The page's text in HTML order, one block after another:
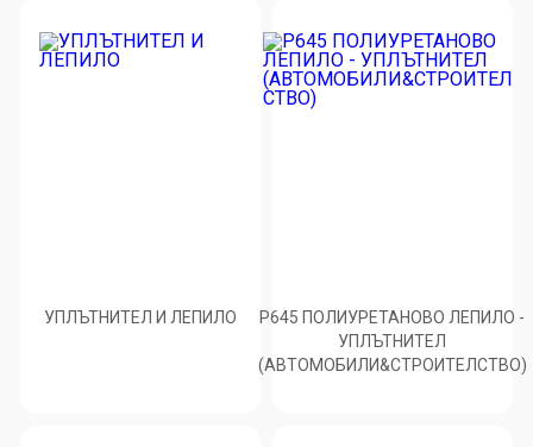
УПЛЪТНИТЕЛ И ЛЕПИЛО
P645 ПОЛИУРЕТАНОВО ЛЕПИЛО -
УПЛЪТНИТЕЛ
(АВТОМОБИЛИ&СТРОИТЕЛСТВО)